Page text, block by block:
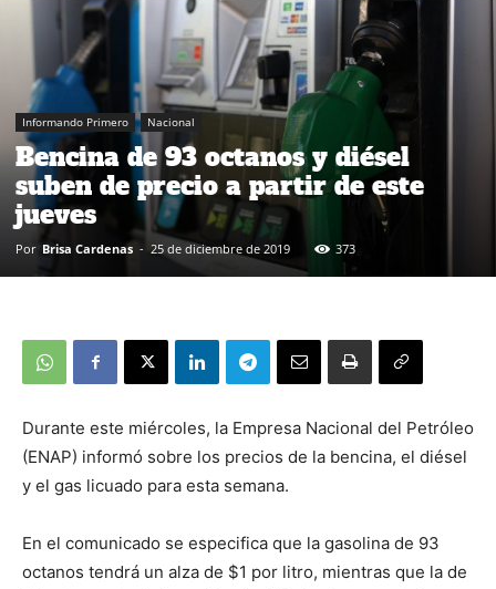
Informando Primero Nacional
Bencina de 93 octanos y diésel
suben de precio a partir de este
jueves
Por Brisa Cardenas - 25 de diciembre de 2019 373
Durante este miércoles, la Empresa Nacional del Petróleo
(ENAP) informó sobre los precios de la bencina, el diésel
y el gas licuado para esta semana.
En el comunicado se especifica que la gasolina de 93
octanos tendrá un alza de $1 por litro, mientras que la de